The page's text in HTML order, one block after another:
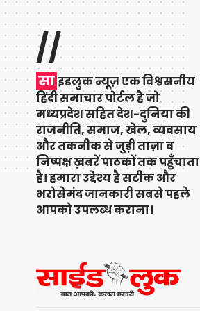
//
साइडलुक न्यूज़ एक विश्वसनीय
हिंदी समाचार पोर्टल है जो
मध्यप्रदेश सहित देश-दुनिया की
राजनीति, समाज, खेल, व्यवसाय
और तकनीक से जुड़ी ताज़ा व
निष्पक्ष ख़बरें पाठकों तक पहुँचाता
है। हमारा उद्देश्य है सटीक और
भरोसेमंद जानकारी सबसे पहले
आपको उपलब्ध कराना।